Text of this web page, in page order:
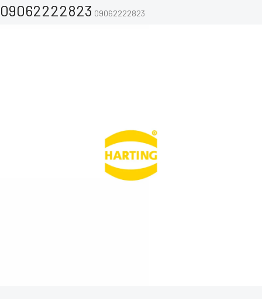
09062222823 09062222823